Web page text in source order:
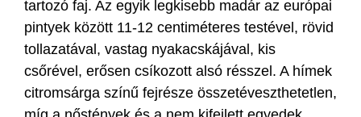
tartozó faj. Az egyik legkisebb madár az európai
pintyek között 11-12 centiméteres testével, rövid
tollazatával, vastag nyakacskájával, kis
csőrével, erősen csíkozott alsó résszel. A hímek
citromsárga színű fejrésze összetéveszthetetlen,